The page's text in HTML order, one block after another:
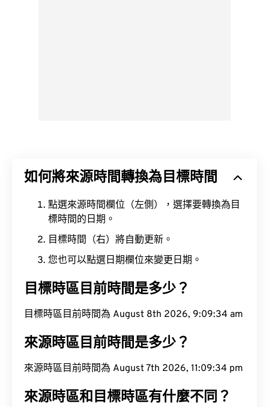
如何將來源時間轉換為目標時間
點選來源時間欄位（左側），選擇要轉換為目
標時間的日期。
目標時間（右）將自動更新。
您也可以點選日期欄位來變更日期。
目標時區目前時間是多少？
目標時區目前時間為 August 8th 2026, 9:09:35 am
來源時區目前時間是多少？
來源時區目前時間為 August 7th 2026, 11:09:35 pm
來源時區和目標時區有什麼不同？